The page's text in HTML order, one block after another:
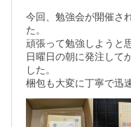
今回、勉強会が開催さ
た。
頑張って勉強しようと
日曜日の朝に発注して
した。
梱包も大変に丁寧で迅